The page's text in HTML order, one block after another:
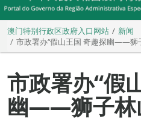
澳门特别行政区政府入口网站
新闻
市政署办“假山王国 奇趣探幽——狮
市政署办“假
幽——狮子林